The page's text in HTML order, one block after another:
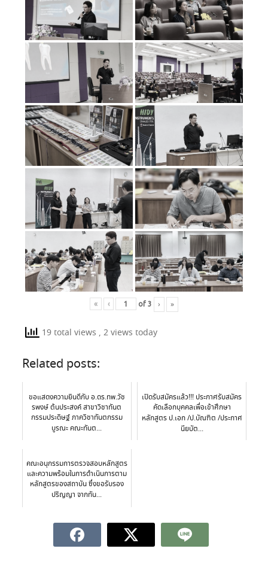
« ‹ of 3 › »
19 total views , 2 views today
Related posts:
ขอแสดงความยินดีกับ อ.ดร.ทพ.วัช
รพงษ์ ต้นประสงค์ สาขาวิชาทันต
กรรมประดิษฐ์ ภาควิชาทันตกรรม
บูรณะ คณะทันต...
เปิดรับสมัครแล้ว!!! ประกาศรับสมัคร
คัดเลือกบุคคลเพื่อเข้าศึกษา
หลักสูตร ป.เอก /ป.บัณฑิต /ประกาศ
นียบัต...
คณะอนุกรรมการตรวจสอบหลักสูตร
และความพร้อมในการดำเนินการตาม
หลักสูตรของสถาบัน ซึ่งขอรับรอง
ปริญญา จากทัน...